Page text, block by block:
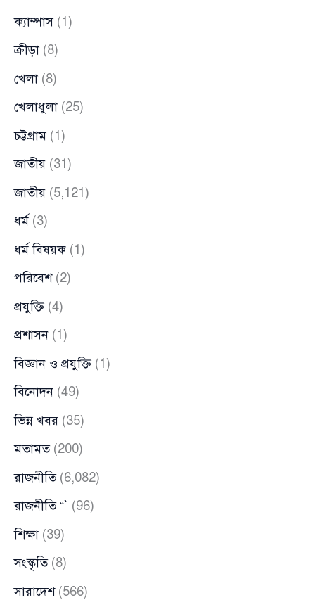
ক্যাম্পাস(1)
ক্রীড়া (8)
খেলা (8)
খেলাধুলা (25)
চট্টগ্রাম (1)
জাতীয় (31)
জাতীয় (5,121)
ধর্ম (3)
ধর্ম বিষয়ক (1)
পরিবেশ(2)
প্রযুক্তি (4)
প্রশাসন (1)
বিজ্ঞান ও প্রযুক্তি (1)
বিনোদন (49)
ভিন্ন খবর (35)
মতামত(200)
রাজনীতি(6,082)
রাজনীতি “` (96)
শিক্ষা (39)
সংস্কৃতি(8)
সারাদেশ(566)